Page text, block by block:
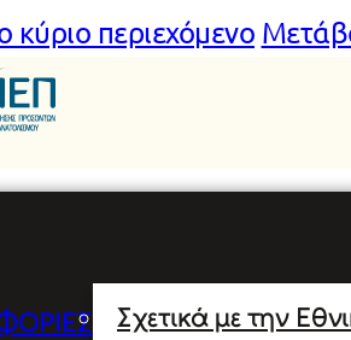
περιεχόμενο
Σχετικά με την